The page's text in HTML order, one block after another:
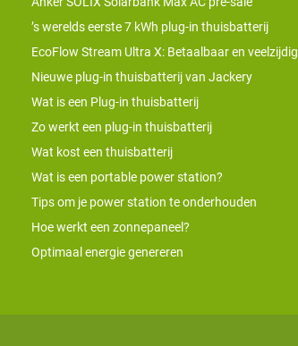
’s werelds eerste 7 kWh plug-in thuisbatterij
EcoFlow Stream Ultra X: Betaalbaar en veelzijdig
Nieuwe plug-in thuisbatterij van Jackery
Wat is een Plug-in thuisbatterij
Zo werkt een plug-in thuisbatterij
Wat kost een thuisbatterij
Wat is een portable power station?
Tips om je power station te onderhouden
Hoe werkt een zonnepaneel?
Optimaal energie genereren